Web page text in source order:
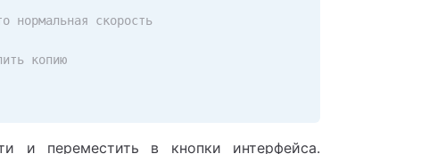
скорость
копию
и переместить в кнопки интерфейса.